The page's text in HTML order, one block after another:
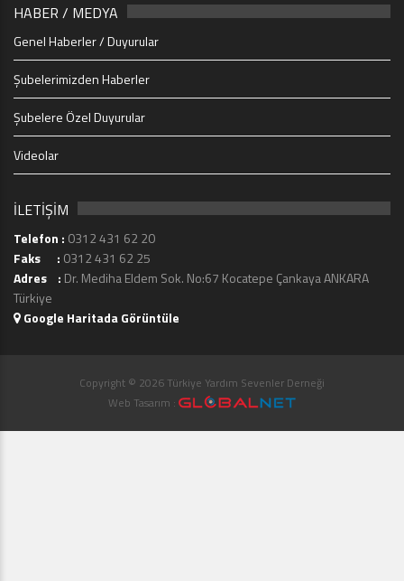
HABER / MEDYA
Genel Haberler / Duyurular
Şubelerimizden Haberler
Şubelere Özel Duyurular
Videolar
İLETİŞİM
Telefon : 0312 431 62 20
Faks : 0312 431 62 25
Adres : Dr. Mediha Eldem Sok. No:67 Kocatepe Çankaya ANKARA
Türkiye
Google Haritada Görüntüle
Copyright © 2026 Türkiye Yardım Sevenler Derneği
Web Tasarım :